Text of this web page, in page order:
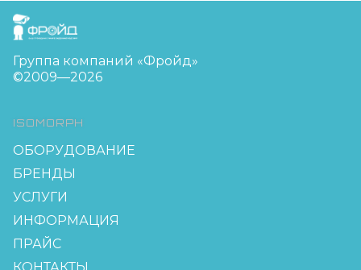
FreudGroup
Группа компаний «Фройд»
©2009—2026
ISOMORPH
ОБОРУДОВАНИЕ
БРЕНДЫ
УСЛУГИ
ИНФОРМАЦИЯ
ПРАЙС